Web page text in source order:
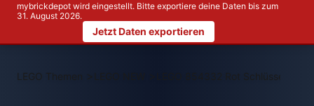
mybrickdepot wird eingestellt. Bitte exportiere deine Daten bis zum
31. August 2026.
Jetzt Daten exportieren
LEGO Themen > LEGO 854332 Rot